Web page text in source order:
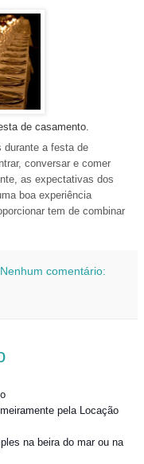
de casamento.
durante a festa de
conversar e comer
as expectativas dos
boa experiência
tem de combinar
Nenhum comentário:
pela Locação
na beira do mar ou na